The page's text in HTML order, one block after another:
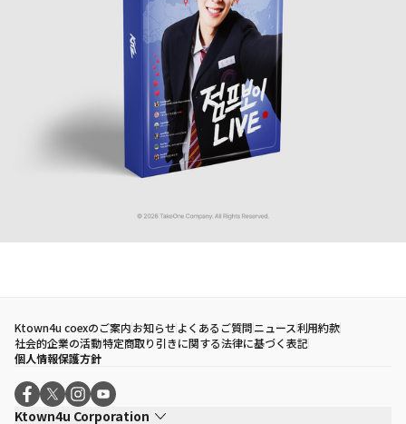
Ktown4u coexのご案内お知らせよくあるご質問ニュース利用約款
社会的企業の活動特定商取り引きに関する法律に基づく表記
個人情報保護方針
Ktown4u Corporation